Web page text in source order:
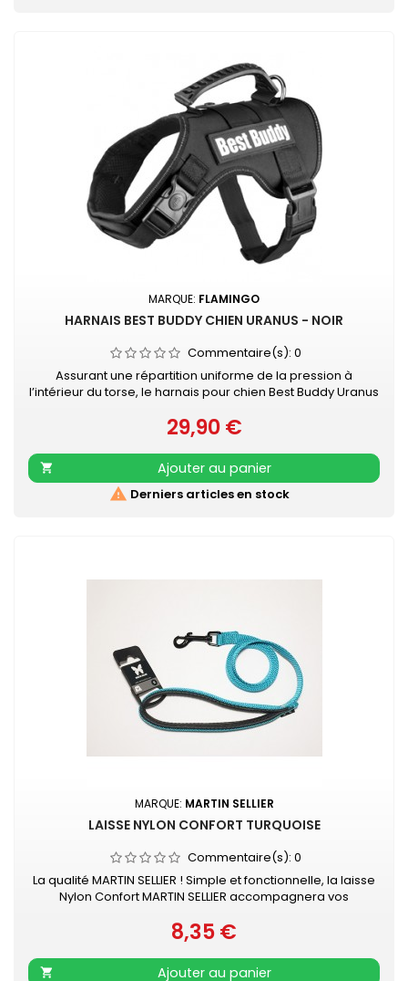
MARQUE: FLAMINGO
HARNAIS BEST BUDDY CHIEN URANUS - NOIR
Commentaire(s): 0
Assurant une répartition uniforme de la pression à
l’intérieur du torse, le harnais pour chien Best Buddy Uranus
sans pareil à votre chien pendant vos promenades. Le
harnais est ajustable à la taille de votre chien et facile à
mettre grâce aux fermetures à clic pratiques. Fait de
matériaux doux,...
Prix
29,90 €

Ajouter au panier
 Derniers articles en stock
MARQUE: MARTIN SELLIER
LAISSE NYLON CONFORT TURQUOISE
Commentaire(s): 0
La qualité MARTIN SELLIER ! Simple et fonctionnelle, la laisse
Nylon Confort MARTIN SELLIER accompagnera vos
et résistante Poignée renforcée pour plus de confort
Mousqueton laqué noir Retrouvez également les COLLIERS
NYLON CONFORT assortis
Prix
8,35 €
 Ajouter au panier